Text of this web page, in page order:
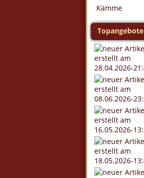
Kämme
Topangebote